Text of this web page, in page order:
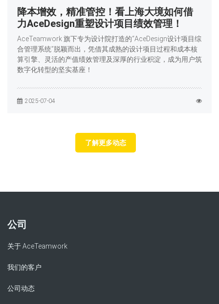
降本增效，精准管控！看上海大境如何借
力AceDesign重塑设计项目绩效管理！
AceTeamwork 旗下专为设计院打造的“AceDesign设计项目综
合管理系统”脱颖而出，凭借其成熟的设计项目过程和成本核
算引擎、灵活的产值绩效管理及深厚的行业积淀，成为用户筑
数字化转型的坚实基座！
2025-07-04
了解更多动态
公司
关于 AceTeamwork
我们的客户
公司动态